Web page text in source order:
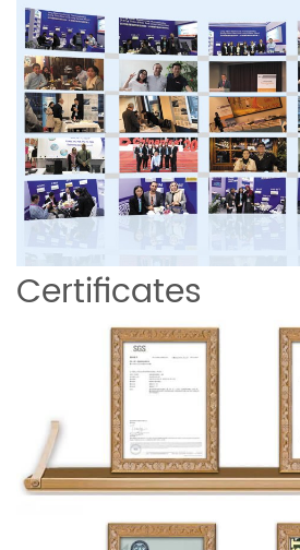
Certificates